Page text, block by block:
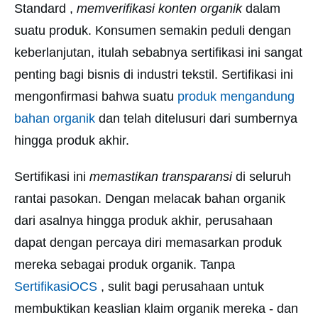
Standard , memverifikasi konten organikdalam
suatu produk. Konsumen semakin peduli dengan
keberlanjutan, itulah sebabnya sertifikasi ini sangat
penting bagi bisnis di industri tekstil. Sertifikasi ini
mengonfirmasi bahwa suatu produk mengandung
bahan organik dan telah ditelusuri dari sumbernya
hingga produk akhir.
Sertifikasi ini memastikan transparansidi seluruh
rantai pasokan. Dengan melacak bahan organik
dari asalnya hingga produk akhir, perusahaan
dapat dengan percaya diri memasarkan produk
mereka sebagai produk organik. Tanpa
SertifikasiOCS , sulit bagi perusahaan untuk
membuktikan keaslian klaim organik mereka - dan